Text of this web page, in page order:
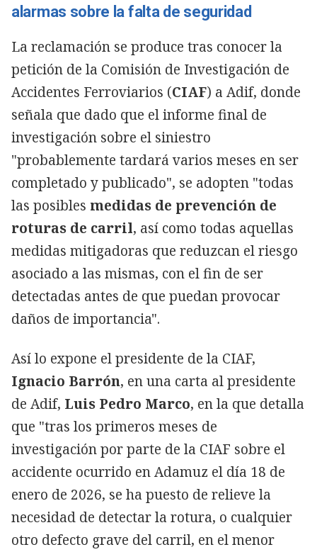
alarmas sobre la falta de seguridad
La reclamación se produce tras conocer la
petición de la Comisión de Investigación de
Accidentes Ferroviarios (CIAF) a Adif, donde
señala que dado que el informe final de
investigación sobre el siniestro
"probablemente tardará varios meses en ser
completado y publicado", se adopten "todas
las posibles medidas de prevención de
roturas de carril, así como todas aquellas
medidas mitigadoras que reduzcan el riesgo
asociado a las mismas, con el fin de ser
detectadas antes de que puedan provocar
daños de importancia".
Así lo expone el presidente de la CIAF,
Ignacio Barrón, en una carta al presidente
de Adif, Luis Pedro Marco, en la que detalla
que "tras los primeros meses de
investigación por parte de la CIAF sobre el
accidente ocurrido en Adamuz el día 18 de
enero de 2026, se ha puesto de relieve la
necesidad de detectar la rotura, o cualquier
otro defecto grave del carril, en el menor